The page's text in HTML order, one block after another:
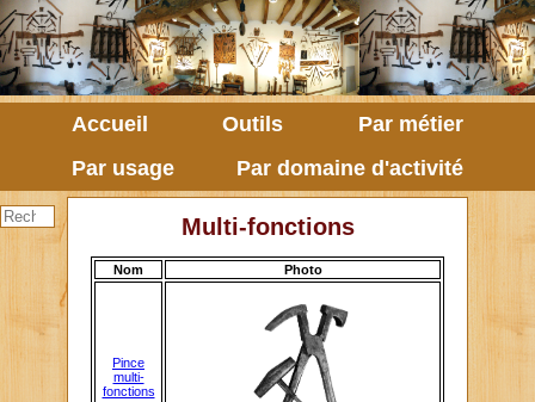
Accueil Outils
Par métier
Par usage
Par domaine d'activité
Multi-fonctions
Nom Photo
Pince
multi-
fonctions